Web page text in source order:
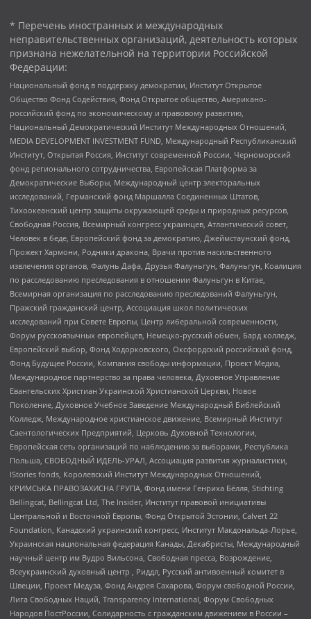
* Перечень иностранных и международных
неправительственных организаций, деятельность которых
признана нежелательной на территории Российской
Федерации:
Национальный фонд в поддержку демократии, Институт Открытое
Общество Фонд Содействия, Фонд Открытое общество, Американо-
российский фонд по экономическому и правовому развитию,
Национальный Демократический Институт Международных Отношений,
MEDIA DEVELOPMENT INVESTMENT FUND, Международный Республиканский
Институт, Открытая Россия, Институт современной России, Черноморский
фонд регионального сотрудничества, Европейская Платформа за
Демократические Выборы, Международный центр электоральных
исследований, Германский фонд Маршалла Соединенных Штатов,
Тихоокеанский центр защиты окружающей среды и природных ресурсов,
Свободная Россия, Всемирный конгресс украинцев, Атлантический совет,
Человек в беде, Европейский фонд за демократию, Джеймстаунский фонд,
Прожект Хармони, Родники дракона, Врачи против насильственного
извлечения органов, Фалунь Дафа, Друзья Фалуньгун, Фалуньгун, Коалиция
по расследованию преследования в отношении Фалуньгун в Китае,
Всемирная организация по расследованию преследований Фалуньгун,
Пражский гражданский центр, Ассоциация школ политических
исследований при Совете Европы, Центр либеральной современности,
Форум русскоязычных европейцев, Немецко-русский обмен, Бард колледж,
Европейский выбор, Фонд Ходорковского, Оксфордский российский фонд,
Фонд Будущее России, Компания свободы информации, Проект Медиа,
Международное партнерство за права человека, Духовное Управление
Евангельских Христиан Украинской Христианской Церкви, Новое
Поколение, Духовное Учебное Заведение Международный Библейский
Колледж, Международное христианское движение, Всемирный Институт
Саентологических Предприятий, Церковь Духовной Технологии,
Европейская сеть организаций по наблюдению за выборами, Республика
Польша, СВОБОДНЫЙ ИДЕЛЬ-УРАЛ, Ассоциация развития журналистики,
IStories fonds, Королевский Институт Международных Отношений,
КРИМСЬКА ПРАВОЗАХИСНА ГРУПА, Фонд имени Генриха Бёлля, Stichting
Bellingcat, Bellingcat Ltd, The Insider, Институт правовой инициативы
Центральной и Восточной Европы, Фонд Открытой Эстонии, Calvert 22
Foundation, Канадский украинский конгресс, Институт Макдональда-Лорье,
Украинская национальная федерация Канады, Декабристы, Международный
научный центр им Вудро Вильсона, Свободная пресса, Возрождение,
Всеукраинский духовный центр , Риддл, Русский антивоенный комитет в
Швеции, Проект Медуза, Фонд Андрея Сахарова, Форум свободной России,
Лига Свободных Наций, Transparеncy International, Форум Свободных
Народов ПостРоссии, Солидарность с гражданским движением в России –